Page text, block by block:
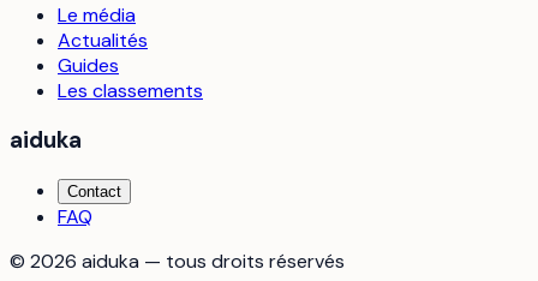
Le média
Actualités
Guides
Les classements
aiduka
Contact
FAQ
© 2026 aiduka — tous droits réservés